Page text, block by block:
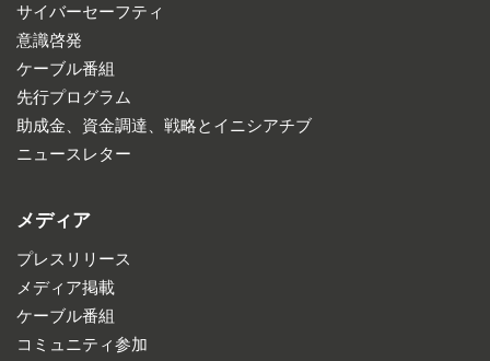
サイバーセーフティ
意識啓発
ケーブル番組
先行プログラム
助成金、資金調達、戦略とイニシアチブ
ニュースレター
メディア
プレスリリース
メディア掲載
ケーブル番組
コミュニティ参加